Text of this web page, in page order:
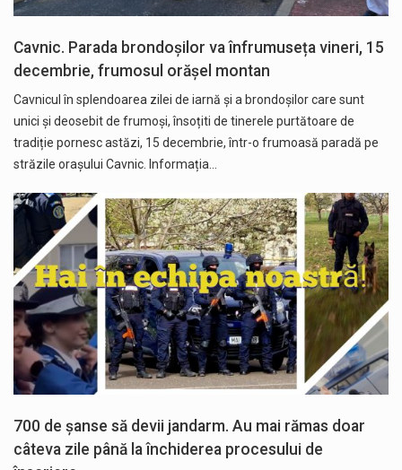
Cavnic. Parada brondoșilor va înfrumuseța vineri, 15
decembrie, frumosul orășel montan
Cavnicul în splendoarea zilei de iarnă și a brondoșilor care sunt
unici și deosebit de frumoși, însoțiti de tinerele purtătoare de
tradiție pornesc astăzi, 15 decembrie, într-o frumoasă paradă pe
străzile orașului Cavnic. Informația…
700 de șanse să devii jandarm. Au mai rămas doar
câteva zile până la închiderea procesului de